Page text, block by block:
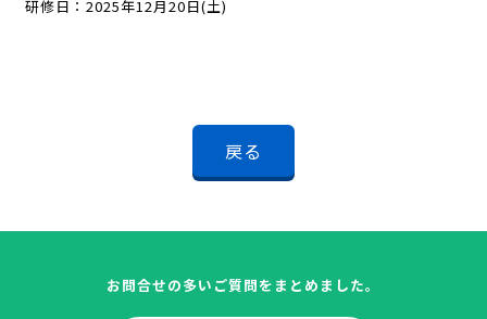
研修日：2025年12月20日(土)
戻る
お問合せの多いご質問をまとめました。